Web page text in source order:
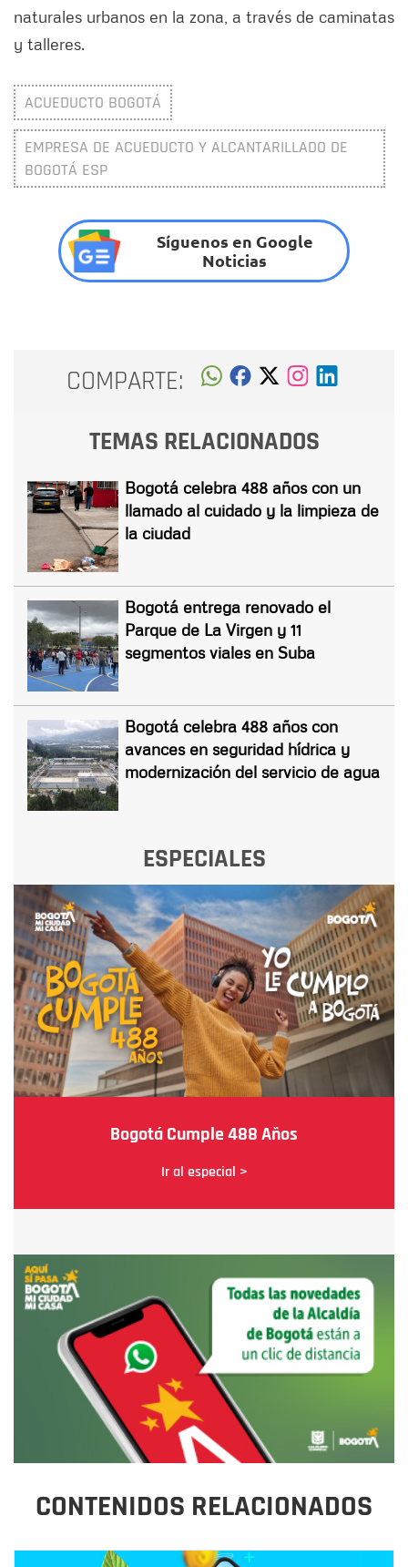
naturales urbanos en la zona, a través de caminatas
y talleres.
ACUEDUCTO BOGOTÁ
EMPRESA DE ACUEDUCTO Y ALCANTARILLADO DE
BOGOTÁ ESP
Síguenos en Google
Noticias
COMPARTE:
TEMAS RELACIONADOS
Bogotá celebra 488 años con un
llamado al cuidado y la limpieza de
la ciudad
Bogotá entrega renovado el
Parque de La Virgen y 11
segmentos viales en Suba
Bogotá celebra 488 años con
avances en seguridad hídrica y
modernización del servicio de agua
ESPECIALES
Bogotá Cumple 488 Años
Ir al especial >
CONTENIDOS RELACIONADOS